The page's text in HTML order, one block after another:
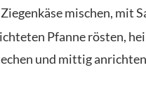
mischen, mit
Pfanne rösten,
und mittig